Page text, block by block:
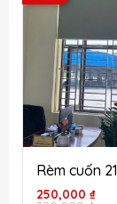
Rèm cuốn 21
Giá
250,000 ₫
Giá